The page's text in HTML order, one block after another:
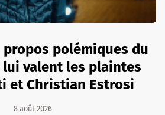
propos polémiques du
valent les plaintes
et Christian Estrosi
8 août 2026